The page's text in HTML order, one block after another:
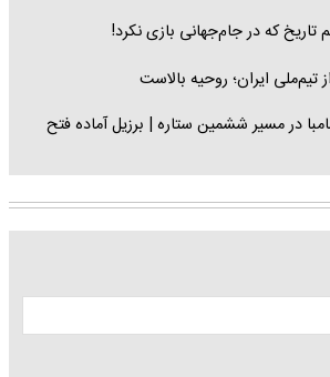
که در جام‌جهانی بازی نکرد!
تیم‌ملی ایران؛ روحیه بالاست
در مسیر ششمین ستاره | برزیل آماده فتح